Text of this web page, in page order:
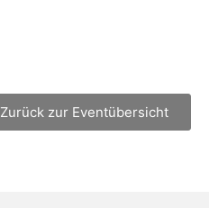
Zurück zur Eventübersicht